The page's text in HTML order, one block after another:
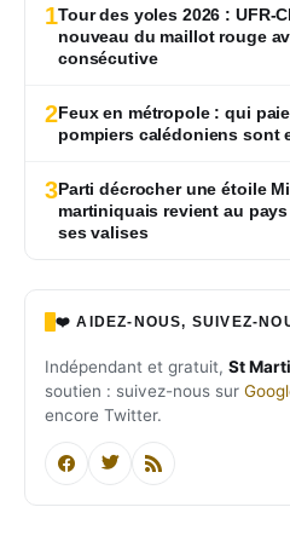
1Tour des yoles 2026 : UFR-
nouveau du maillot rouge
consécutive
2Feux en métropole : qui
pompiers calédoniens sont
3Parti décrocher une étoile
martiniquais revient au
ses valises
❤️ AIDEZ-NOUS, SUIVEZ-
Indépendant et gratuit, St
soutien : suivez-nous sur
encore Twitter.